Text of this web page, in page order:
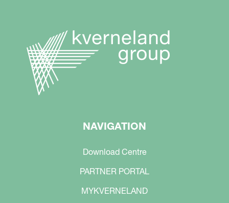
NAVIGATION
Download Centre
PARTNER PORTAL
MYKVERNELAND